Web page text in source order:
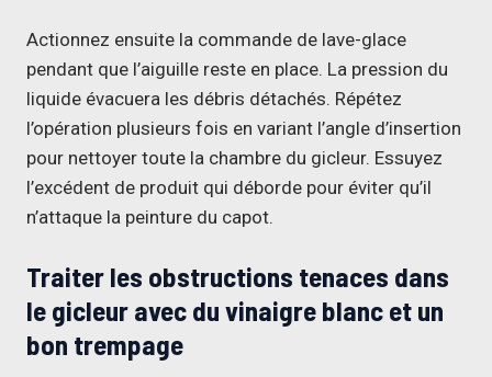
Actionnez ensuite la commande de lave-glace
pendant que l’aiguille reste en place. La pression du
liquide évacuera les débris détachés. Répétez
l’opération plusieurs fois en variant l’angle d’insertion
pour nettoyer toute la chambre du gicleur. Essuyez
l’excédent de produit qui déborde pour éviter qu’il
n’attaque la peinture du capot.
Traiter les obstructions tenaces dans
le gicleur avec du vinaigre blanc et un
bon trempage